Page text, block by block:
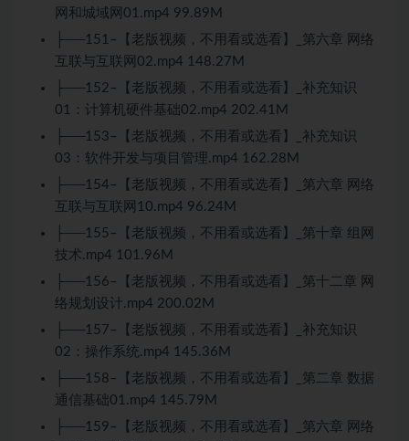
网和城域网01.mp4 99.89M
├──151–【老版视频，不用看或选看】_第六章 网络
互联与互联网02.mp4 148.27M
├──152–【老版视频，不用看或选看】_补充知识
01：计算机硬件基础02.mp4 202.41M
├──153–【老版视频，不用看或选看】_补充知识
03：软件开发与项目管理.mp4 162.28M
├──154–【老版视频，不用看或选看】_第六章 网络
互联与互联网10.mp4 96.24M
├──155–【老版视频，不用看或选看】_第十章 组网
技术.mp4 101.96M
├──156–【老版视频，不用看或选看】_第十二章 网
络规划设计.mp4 200.02M
├──157–【老版视频，不用看或选看】_补充知识
02：操作系统.mp4 145.36M
├──158–【老版视频，不用看或选看】_第二章 数据
通信基础01.mp4 145.79M
├──159–【老版视频，不用看或选看】_第六章 网络